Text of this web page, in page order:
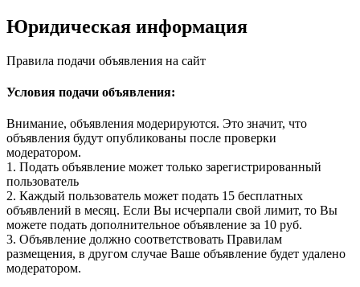
Юридическая информация
Правила подачи объявления на сайт
Условия подачи объявления:
Внимание, объявления модерируются. Это значит, что
объявления будут опубликованы после проверки
модератором.
1. Подать объявление может только зарегистрированный
пользователь
2. Каждый пользователь может подать 15 бесплатных
объявлений в месяц. Если Вы исчерпали свой лимит, то Вы
можете подать дополнительное объявление за 10 руб.
3. Объявление должно соответствовать Правилам
размещения, в другом случае Ваше объявление будет удалено
модератором.